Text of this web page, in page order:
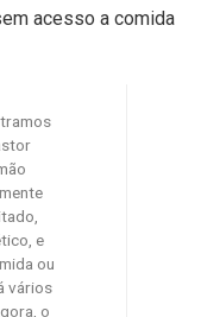
acesso a comida
e
ou
vários
o